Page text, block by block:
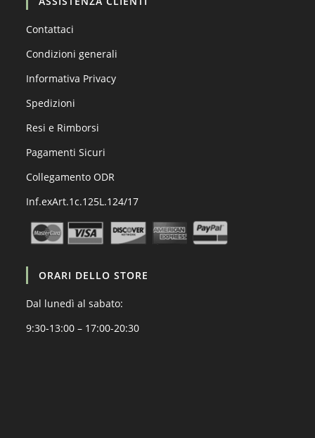
Contattaci
Condizioni generali
Informativa Privacy
Spedizioni
Resi e Rimborsi
Pagamenti Sicuri
Collegamento ODR
Inf.exArt.1c.125L.124/17
ORARI DELLO STORE
Dal lunedì al sabato:
9:30-13:00 – 17:00-20:30